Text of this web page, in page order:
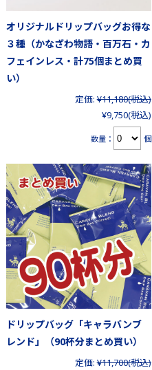
オリジナルドリップバッグお得な
３種（かなざわ物語・百万石・カ
フェインレス・計75個まとめ買
い）
定価: ¥11,180(税込)
¥9,750(税込)
数量： 個
ドリップバッグ「キャラバンブ
レンド」（90杯分まとめ買い）
定価: ¥11,700(税込)